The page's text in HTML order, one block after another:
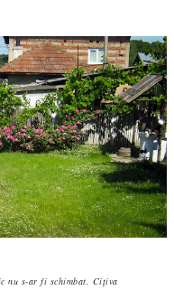
nu s-ar fi schimbat. Cîţiva